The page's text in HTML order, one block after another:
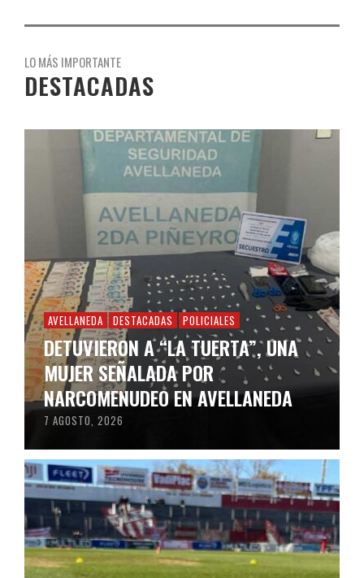
LO MÁS IMPORTANTE
DESTACADAS
AVELLANEDA DESTACADAS POLICIALES
DETUVIERON A “LA TUERTA”, UNA
MUJER SEÑALADA POR
NARCOMENUDEO EN AVELLANEDA
7 AGOSTO, 2026